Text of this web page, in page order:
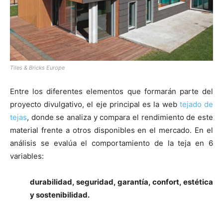
Tiles & Bricks Europe
Entre los diferentes elementos que formarán parte del
proyecto divulgativo, el eje principal es la web tejado de
tejas, donde se analiza y compara el rendimiento de este
material frente a otros disponibles en el mercado. En el
análisis se evalúa el comportamiento de la teja en 6
variables:
durabilidad, seguridad, garantía, confort, estética
y sostenibilidad.